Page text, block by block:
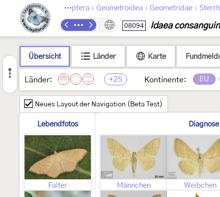
Lepidoptera › Geometroidea › Geometridae ›
08094 Idaea
Übersicht Länder Karte
Länder: +25 Kontinente: EU
Neues Layout der Navigation (Beta Test)
Lebendfotos
Falter
Diagnose
Männchen Weibchen